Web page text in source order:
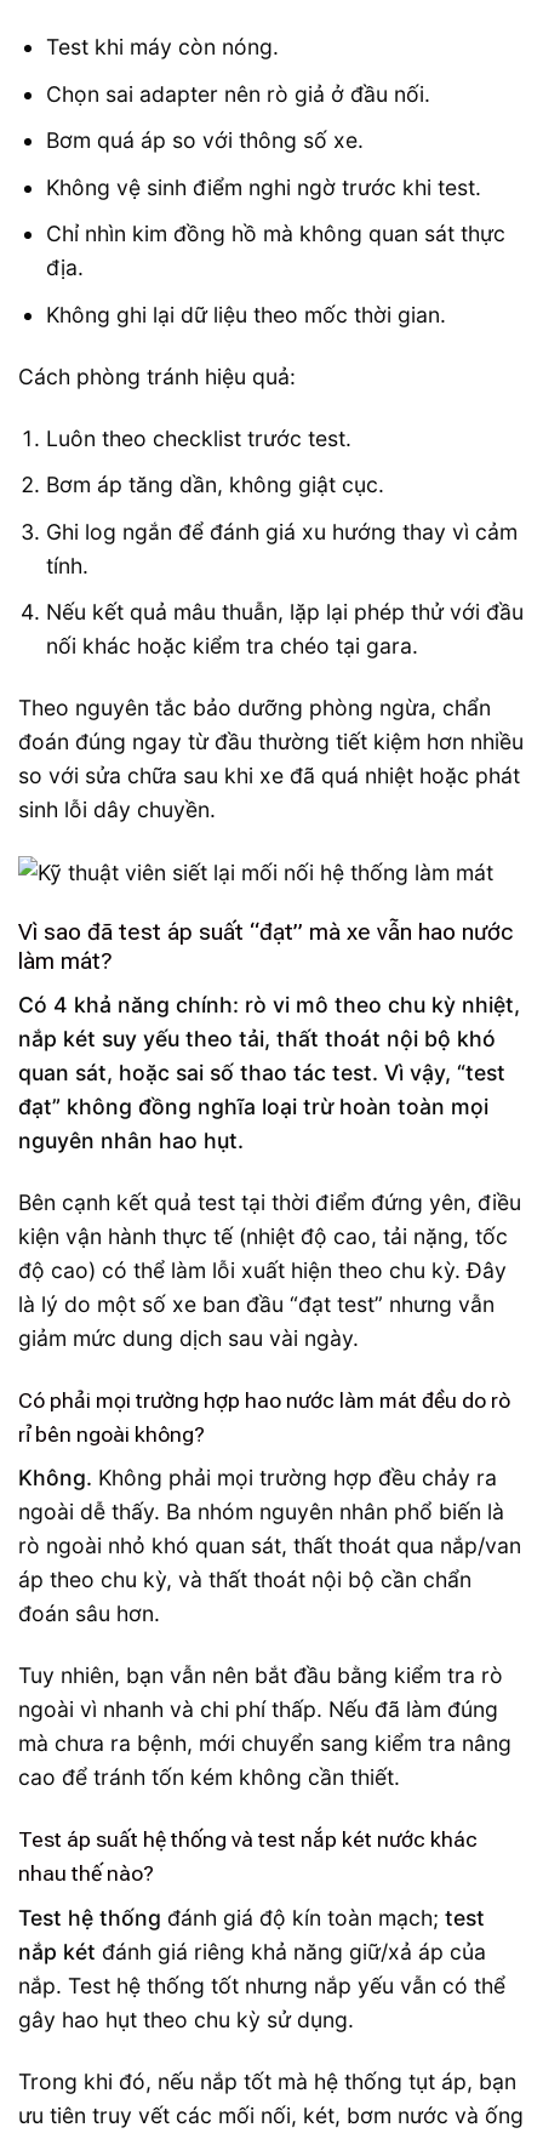
Test khi máy còn nóng.
Chọn sai adapter nên rò giả ở đầu nối.
Bơm quá áp so với thông số xe.
Không vệ sinh điểm nghi ngờ trước khi test.
Chỉ nhìn kim đồng hồ mà không quan sát thực
địa.
Không ghi lại dữ liệu theo mốc thời gian.
Cách phòng tránh hiệu quả:
Luôn theo checklist trước test.
Bơm áp tăng dần, không giật cục.
Ghi log ngắn để đánh giá xu hướng thay vì cảm
tính.
Nếu kết quả mâu thuẫn, lặp lại phép thử với đầu
nối khác hoặc kiểm tra chéo tại gara.
Theo nguyên tắc bảo dưỡng phòng ngừa, chẩn
đoán đúng ngay từ đầu thường tiết kiệm hơn nhiều
so với sửa chữa sau khi xe đã quá nhiệt hoặc phát
sinh lỗi dây chuyền.
Vì sao đã test áp suất “đạt” mà xe vẫn hao nước
làm mát?
Có 4 khả năng chính: rò vi mô theo chu kỳ nhiệt,
nắp két suy yếu theo tải, thất thoát nội bộ khó
quan sát, hoặc sai số thao tác test. Vì vậy, “test
đạt” không đồng nghĩa loại trừ hoàn toàn mọi
nguyên nhân hao hụt.
Bên cạnh kết quả test tại thời điểm đứng yên, điều
kiện vận hành thực tế (nhiệt độ cao, tải nặng, tốc
độ cao) có thể làm lỗi xuất hiện theo chu kỳ. Đây
là lý do một số xe ban đầu “đạt test” nhưng vẫn
giảm mức dung dịch sau vài ngày.
Có phải mọi trường hợp hao nước làm mát đều do rò
rỉ bên ngoài không?
Không. Không phải mọi trường hợp đều chảy ra
ngoài dễ thấy. Ba nhóm nguyên nhân phổ biến là
rò ngoài nhỏ khó quan sát, thất thoát qua nắp/van
áp theo chu kỳ, và thất thoát nội bộ cần chẩn
đoán sâu hơn.
Tuy nhiên, bạn vẫn nên bắt đầu bằng kiểm tra rò
ngoài vì nhanh và chi phí thấp. Nếu đã làm đúng
mà chưa ra bệnh, mới chuyển sang kiểm tra nâng
cao để tránh tốn kém không cần thiết.
Test áp suất hệ thống và test nắp két nước khác
nhau thế nào?
Test hệ thống đánh giá độ kín toàn mạch; test
nắp két đánh giá riêng khả năng giữ/xả áp của
nắp. Test hệ thống tốt nhưng nắp yếu vẫn có thể
gây hao hụt theo chu kỳ sử dụng.
Trong khi đó, nếu nắp tốt mà hệ thống tụt áp, bạn
ưu tiên truy vết các mối nối, két, bơm nước và ống